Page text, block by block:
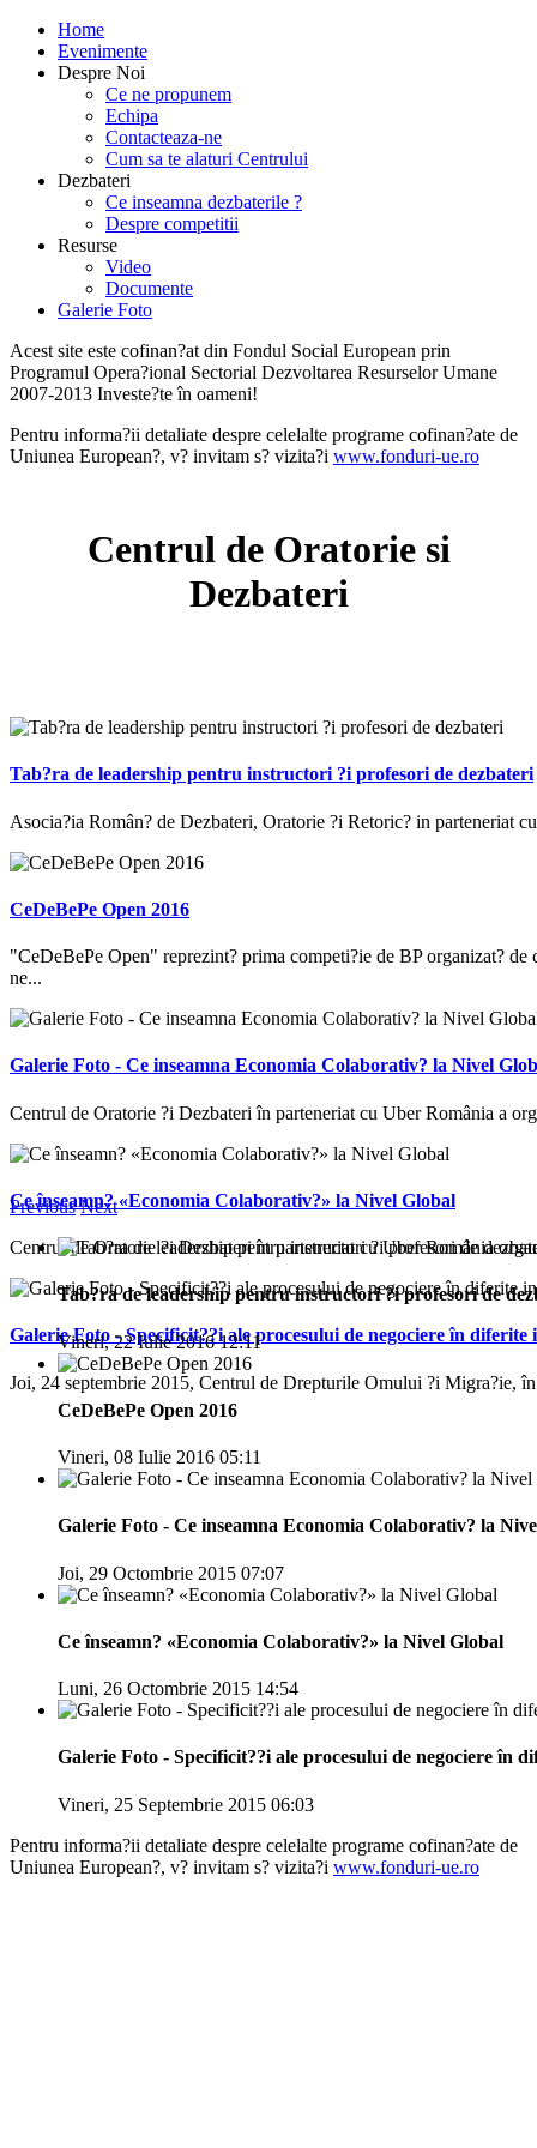
Home
Evenimente
Despre Noi
Ce ne propunem
Echipa
Contacteaza-ne
Cum sa te alaturi Centrului
Dezbateri
Ce inseamna dezbaterile ?
Despre competitii
Resurse
Video
Documente
Galerie Foto
Acest site este cofinan?at din Fondul Social European prin
Programul Opera?ional Sectorial Dezvoltarea Resurselor Umane
2007-2013 Investe?te în oameni!
Pentru informa?ii detaliate despre celelalte programe cofinan?ate de
Uniunea European?, v? invitam s? vizita?i www.fonduri-ue.ro
Centrul de Oratorie si
Dezbateri
Tab?ra de leadership pentru instructori ?i profesori de dezbateri
Asocia?ia Român? de Dezbateri, Oratorie ?i Retoric? in parteneriat
CeDeBePe Open 2016
"CeDeBePe Open" reprezint? prima competi?ie de BP organizat? de
ne...
Galerie Foto - Ce inseamna Economia Colaborativ? la Nivel
Centrul de Oratorie ?i Dezbateri în parteneriat cu Uber România a
Ce înseamn? «Economia Colaborativ?» la Nivel Global
Centrul de Oratorie ?i Dezbateri în parteneriat cu Uber România
Galerie Foto - Specificit??i ale procesului de negociere în diferite
Joi, 24 septembrie 2015, Centrul de Drepturile Omului ?i Migra?ie,
Previous Next
Tab?ra de leadership pentru instructori ?i profesori de
Vineri, 22 Iulie 2016 12:11
CeDeBePe Open 2016
Vineri, 08 Iulie 2016 05:11
Galerie Foto - Ce inseamna Economia Colaborativ? la
Joi, 29 Octombrie 2015 07:07
Ce înseamn? «Economia Colaborativ?» la Nivel Global
Luni, 26 Octombrie 2015 14:54
Galerie Foto - Specificit??i ale procesului de negociere în
Vineri, 25 Septembrie 2015 06:03
Pentru informa?ii detaliate despre celelalte programe cofinan?ate de
Uniunea European?, v? invitam s? vizita?i www.fonduri-ue.ro